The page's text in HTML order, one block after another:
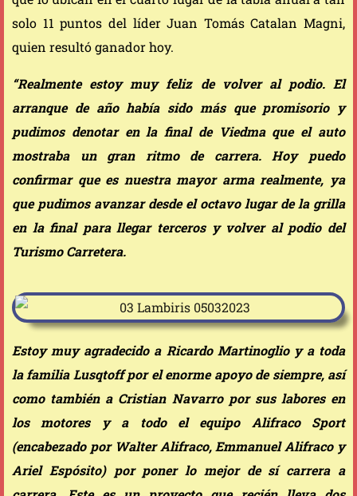
solo 11 puntos del líder Juan Tomás Catalan Magni,
quien resultó ganador hoy.
“Realmente estoy muy feliz de volver al podio. El
arranque de año había sido más que promisorio y
pudimos denotar en la final de Viedma que el auto
mostraba un gran ritmo de carrera. Hoy puedo
confirmar que es nuestra mayor arma realmente, ya
que pudimos avanzar desde el octavo lugar de la grilla
en la final para llegar terceros y volver al podio del
Turismo Carretera.
Estoy muy agradecido a Ricardo Martinoglio y a toda
la familia Lusqtoff por el enorme apoyo de siempre, así
como también a Cristian Navarro por sus labores en
los motores y a todo el equipo Alifraco Sport
(encabezado por Walter Alifraco, Emmanuel Alifraco y
Ariel Espósito) por poner lo mejor de sí carrera a